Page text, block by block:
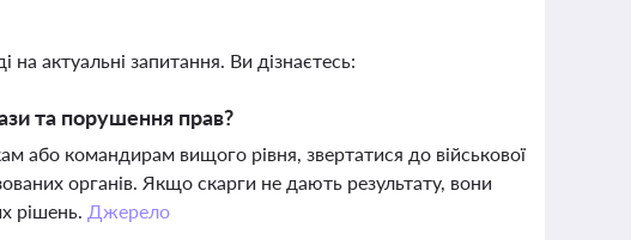
на актуальні запитання. Ви дізнаєтесь:
та порушення прав?
або командирам вищого рівня, звертатися до військової
органів. Якщо скарги не дають результату, вони
рішень. Джерело